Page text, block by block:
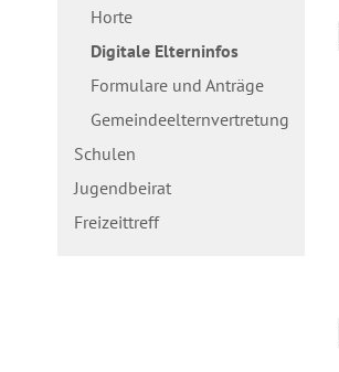
Horte
Digitale Elterninfos
Formulare und Anträge
Gemeindeelternvertretung
Schulen
Jugendbeirat
Freizeittreff